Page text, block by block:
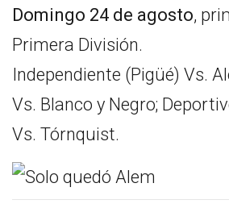
Domingo 24 de agosto,
Primera División.
Independiente (Pigüé) Vs.
Vs. Blanco y Negro;
Vs. Tórnquist.